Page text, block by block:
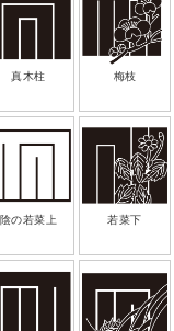
真木柱 梅枝
陰の若菜上 若菜下